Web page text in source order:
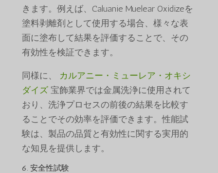
きます。例えば、Caluanie Muelear Oxidizeを
塗料剥離剤として使用する場合、様々な表
面に塗布して結果を評価することで、その
有効性を検証できます。
同様に、
カルアニー・ミューレア・オキシ
ダイズ宝飾業界では金属洗浄に使用されて
おり、洗浄プロセスの前後の結果を比較す
ることでその効率を評価できます。性能試
験は、製品の品質と有効性に関する実用的
な知見を提供します。
6. 安全性試験